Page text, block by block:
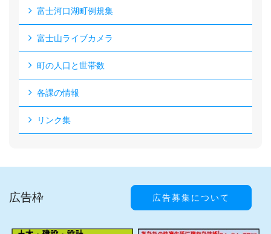
富士河口湖町例規集
富士山ライブカメラ
町の人口と世帯数
各課の情報
リンク集
広告枠 広告募集について